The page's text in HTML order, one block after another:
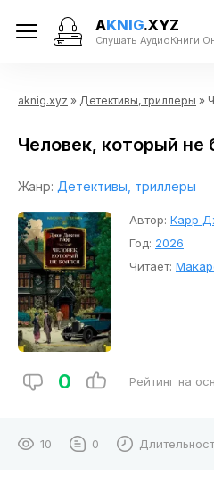
AKNIG.XYZ
Слушать АудиоКниги
aknig.xyz » Детективы, триллеры »
Человек, который не
Жанр: Детективы, триллеры
Автор: Карр
Год: 2026
Читает:
0 Рейтинг на
10 0